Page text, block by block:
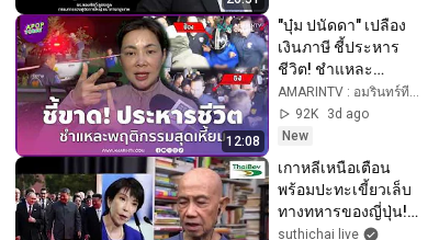
12:08
"บุ๋ม ปนัดดา" เปลือง
เงินภาษี ชี้ประหาร
ชีวิต! ชำแหละ
พฤติกรรม "ธง-ป๋อง"
สุดเหี้ยม | APOP
Today Online
AMARINTV : อมรินทร์ทีวี
92K
3d ago
New
เกาหลีเหนือเตือน
พร้อมปะทะเขี้ยวเล็บ
ทางทหารของญี่ปุ่น! :
Suthichai Live 7-8-
suthichai live